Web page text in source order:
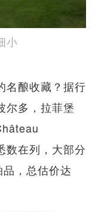
小
名酿收藏？据行
尔多，拉菲堡
数在列，大部分
，总估价达